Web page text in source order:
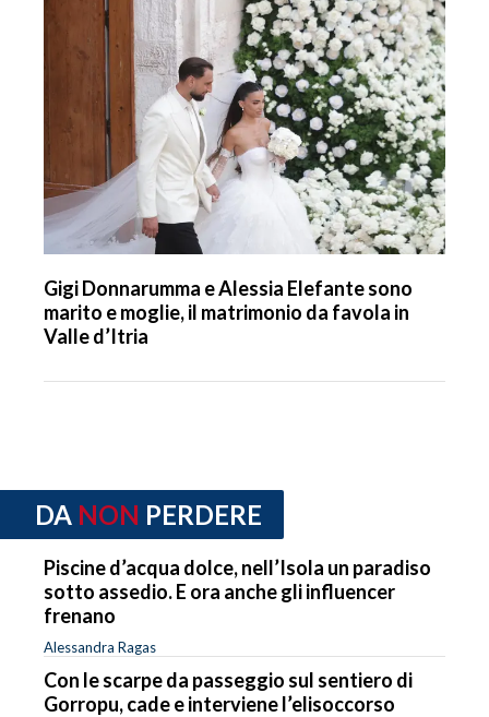
Gigi Donnarumma e Alessia Elefante sono
marito e moglie, il matrimonio da favola in
Valle d’Itria
DA NON PERDERE
Piscine d’acqua dolce, nell’Isola un paradiso
sotto assedio. E ora anche gli influencer
frenano
Alessandra Ragas
Con le scarpe da passeggio sul sentiero di
Gorropu, cade e interviene l’elisoccorso